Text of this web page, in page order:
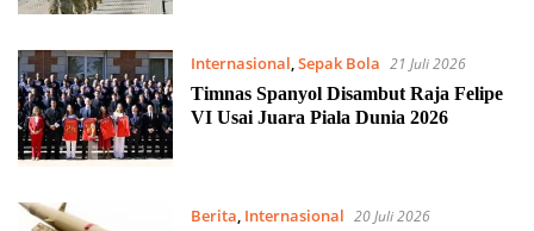
Internasional,Sepak Bola 21 Juli 2026
Timnas Spanyol Disambut Raja Felipe
VI Usai Juara Piala Dunia 2026
Berita, Internasional 20 Juli 2026